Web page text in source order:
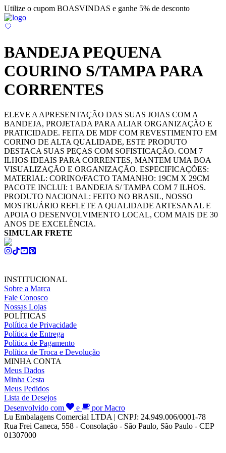
Utilize o cupom BOASVINDAS e ganhe 5% de desconto
BANDEJA PEQUENA
COURINO S/TAMPA PARA
CORRENTES
ELEVE A APRESENTAÇÃO DAS SUAS JOIAS COM A
BANDEJA, PROJETADA PARA ALIAR ORGANIZAÇÃO E
PRATICIDADE. FEITA DE MDF COM REVESTIMENTO EM
CORINO DE ALTA QUALIDADE, ESTE PRODUTO
DESTACA SUAS PEÇAS COM SOFISTICAÇÃO. COM 7
ILHOS IDEAIS PARA CORRENTES, MANTEM UMA BOA
VISUALIZAÇÃO E ORGANIZAÇÃO. ESPECIFICAÇÕES:
MATERIAL: CORINO/FACTO TAMANHO: 19CM X 29CM
PACOTE INCLUI: 1 BANDEJA S/ TAMPA COM 7 ILHOS.
PRODUTO NACIONAL: FEITO NO BRASIL, NOSSO
MOSTRUÁRIO REFLETE A QUALIDADE ARTESANAL E
APOIA O DESENVOLVIMENTO LOCAL, COM MAIS DE 30
ANOS DE EXCELÊNCIA.
SIMULAR FRETE
INSTITUCIONAL
Sobre a Marca
Fale Conosco
Nossas Lojas
POLÍTICAS
Política de Privacidade
Política de Entrega
Política de Pagamento
Política de Troca e Devolução
MINHA CONTA
Meus Dados
Minha Cesta
Meus Pedidos
Lista de Desejos
Desenvolvido com
e
por Macro
Lu Embalagens Comercial LTDA | CNPJ: 24.949.006/0001-78
Rua Frei Caneca, 558 - Consolação - São Paulo, São Paulo - CEP
01307000